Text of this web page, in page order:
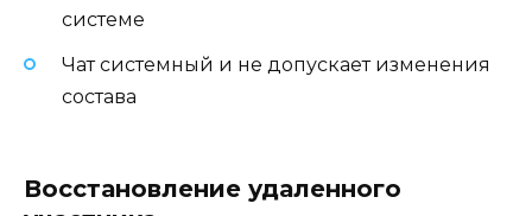
системе
Чат системный и не допускает изменения
состава
Восстановление удаленного